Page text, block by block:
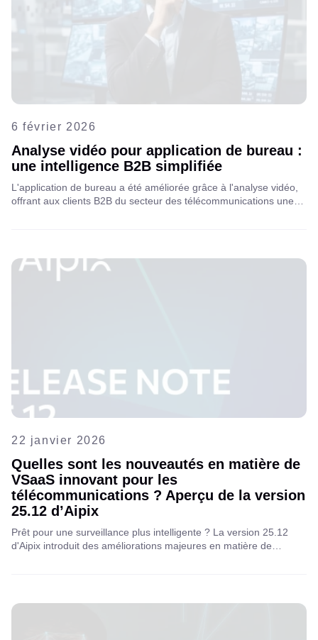
6 février 2026
Analyse vidéo pour application de bureau :
une intelligence B2B simplifiée
L'application de bureau a été améliorée grâce à l'analyse vidéo,
offrant aux clients B2B du secteur des télécommunications une
22 janvier 2026
Quelles sont les nouveautés en matière de
VSaaS innovant pour les
télécommunications ? Aperçu de la version
25.12 d’Aipix
Prêt pour une surveillance plus intelligente ? La version 25.12
d'Aipix introduit des améliorations majeures en matière de